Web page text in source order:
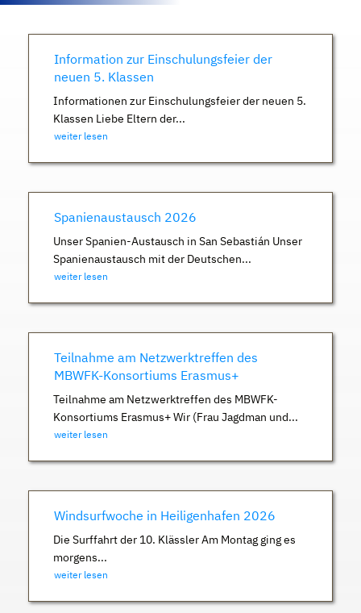
Information zur Einschulungsfeier der
neuen 5. Klassen
Informationen zur Einschulungsfeier der neuen 5.
Klassen Liebe Eltern der...
weiter lesen
Spanienaustausch 2026
Unser Spanien-Austausch in San Sebastián Unser
Spanienaustausch mit der Deutschen...
weiter lesen
Teilnahme am Netzwerktreffen des
MBWFK-Konsortiums Erasmus+
Teilnahme am Netzwerktreffen des MBWFK-
Konsortiums Erasmus+ Wir (Frau Jagdman und...
weiter lesen
Windsurfwoche in Heiligenhafen 2026
Die Surffahrt der 10. Klässler Am Montag ging es
morgens...
weiter lesen